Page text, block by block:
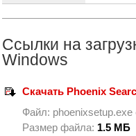
Ссылки на
Windows
Скачать Phoenix
Файл: phoenixsetup.exe
Размер файла: 1.5 МБ